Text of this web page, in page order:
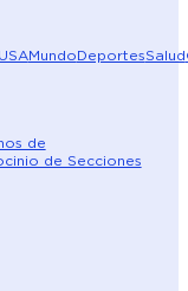
USAMundoDeportesSalud
de
de Secciones